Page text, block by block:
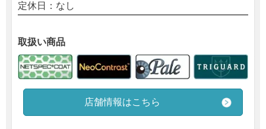
定休日：なし
取扱い商品
店舗情報はこちら